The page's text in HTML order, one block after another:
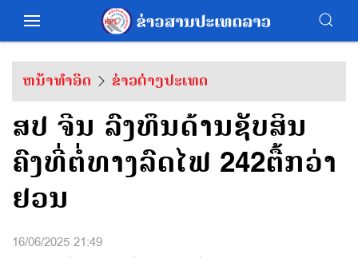
ຫນ້າທຳອິດ ຂ່າວຕ່າງປະເທດ
ສປ ຈີນ ລົງທຶນດ້ານຊັບສິນ
ຄົງທີ່ຕໍ່ທາງລົດໄຟ 242ຕື້ກວ່າ
ຢວນ
16/06/2025 21:49